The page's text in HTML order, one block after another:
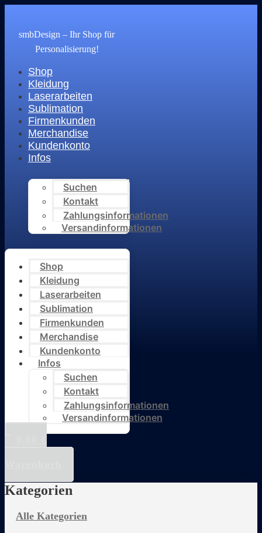
springen
smbDesign – Ihr Shop für
Personalisierung!
Shop
Kleidung
Laserarbeiten
Sublimation
Firmenkunden
Merchandise
Kundenkonto
Infos
Suchen
Kontakt
Zahlungsinformationen
Versandinformationen
Shop
Kleidung
Laserarbeiten
Sublimation
Firmenkunden
Merchandise
Kundenkonto
Infos
Suchen
Kontakt
Zahlungsinformationen
Versandinformationen
Kategorien
Alle Kategorien